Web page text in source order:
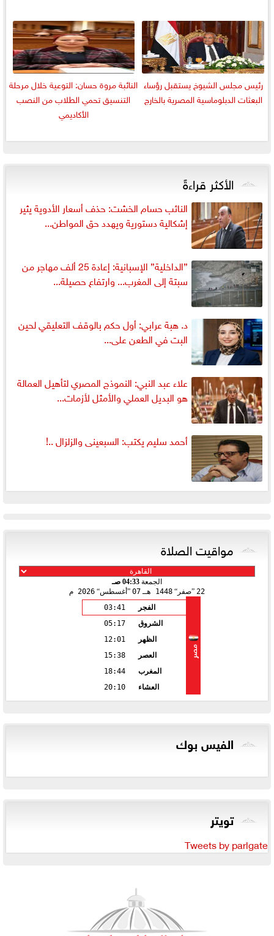
رئيس مجلس الشيوخ يستقبل رؤساء
البعثات الدبلوماسية المصرية بالخارج
النائبة مروة حسان: التوعية خلال مرحلة
التنسيق تحمي الطلاب من النصب
الأكاديمي
الأكثر قراءةً
النائب حسام الخشت: حذف أسعار الأدوية يثير
إشكالية دستورية ويهدد حق المواطن...
”الداخلية” الإسبانية: إعادة 25 ألف مهاجر من
سبتة إلى المغرب... وارتفاع حصيلة...
د. هبة عرابي: أول حكم بالوقف التعليقي لحين
البت في الطعن على...
علاء عبد النبي: النموذج المصري لتأهيل العمالة
هو البديل العملي والأمثل لأزمات...
أحمد سليم يكتب: السبعينى والزلزال ..!
مواقيت الصلاة
الجمعة 04:33 صـ
22 صفر 1448 هـ 07 أغسطس 2026 م
مصر
الفجر
03:41
الشروق
05:17
الظهر
12:01
العصر
15:38
المغرب
18:44
العشاء
20:10
الفيس بوك
تويتر
Tweets by parlgate